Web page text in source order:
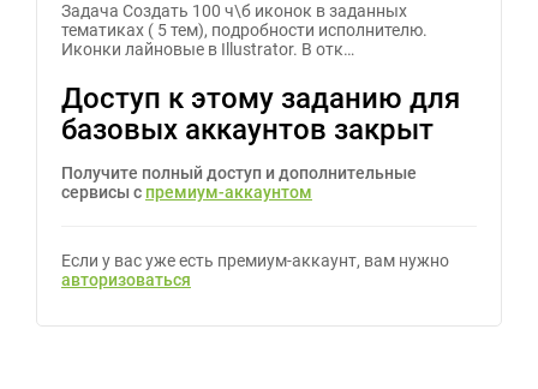
Задача Создать 100 ч\б иконок в заданных
тематиках ( 5 тем), подробности исполнителю.
Иконки лайновые в Illustrator. В отк…
Доступ к этому заданию для
базовых аккаунтов закрыт
Получите полный доступ и дополнительные
сервисы с премиум-аккаунтом
Если у вас уже есть премиум-аккаунт, вам нужно
авторизоваться